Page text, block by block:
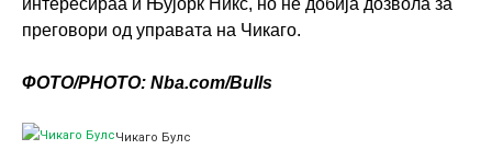
интересираа и Њујорк Никс, но не добија дозвола за
преговори од управата на Чикаго.
ФОТО/PHOTO: Nba.com/Bulls
Чикаго Булс